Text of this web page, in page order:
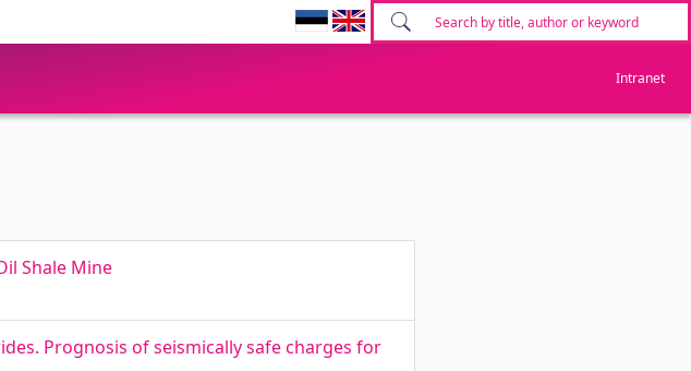
Intranet
Shale Mine
Prognosis of seismically safe charges for